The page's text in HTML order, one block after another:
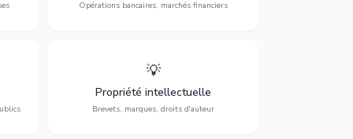
Opérations bancaires, marchés financiers
💡
Propriété intellectuelle
Brevets, marques, droits d'auteur
Protection de vos créations : brevets,
marques, droits d'auteur et lutte contre la
contrefaçon.